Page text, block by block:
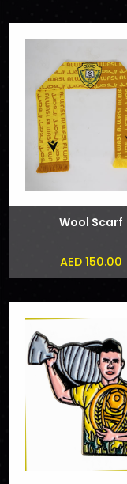
Phone
Wool Scarf
AED 150.00